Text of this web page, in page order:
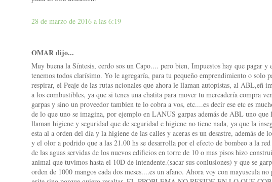
28 de marzo de 2016 a las 6:19
OMAR dijo...
Muy buena la Síntesis, cerdo sos un Capo.... pero bien, Impuestos hay que pagar y
tenemos todos clarísimo. Yo le agregaría, para tu pequeño emprendimiento o solo
respirar, el Peaje de las rutas ncionales que ahora le llaman autopistas, al ABL,eñ
a los combustibles, ya que si tenes una chatita para mover tu mercadería compra
garpas y sino un proveedor tambien te lo cobra a vos, etc....es decir ese etc es
de lo que uno se imagina, por ejemplo en LANUS garpas además de ABL uno que
llaman higiene y seguridad que de seguridad e higiene no tiene nada, ya que la
esta al a orden del día y la higiene de las calles y aceras es un desastre, además de
y el olor a podrido que a las 21.00 hs se desarrolla por el efecto de bombeo a la
de las aguas servidas de los nuevos edificios en torre de 10 o mas pisos hizo
animal que tuvimos hasta el 10D de intendente.(sacar sus conlusiones) y que se
orden de 1000 mangos cada dos meses....es un afano. Ahora voy con mayuscula no